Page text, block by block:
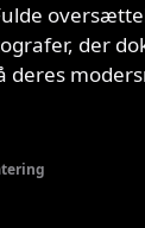
der
deres